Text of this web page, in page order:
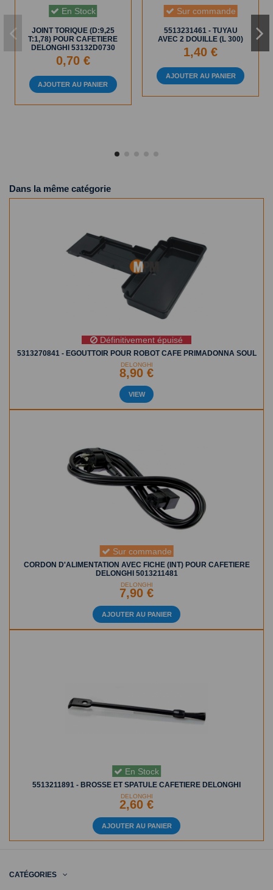
En Stock
JOINT TORIQUE (D:9,25
T:1,78) POUR CAFETIERE
DELONGHI 53132D0730
0,70 €
AJOUTER AU PANIER
Sur commande
5513231461 - TUYAU
AVEC 2 DOUILLE (L 300)
1,40 €
AJOUTER AU PANIER
Dans la même catégorie
Définitivement épuisé
5313270841 - EGOUTTOIR POUR ROBOT CAFE PRIMADONNA SOUL
DELONGHI
8,90 €
VIEW
Sur commande
CORDON D'ALIMENTATION AVEC FICHE (INT) POUR CAFETIERE
DELONGHI 5013211481
DELONGHI
7,90 €
AJOUTER AU PANIER
En Stock
5513211891 - BROSSE ET SPATULE CAFETIERE DELONGHI
DELONGHI
2,60 €
AJOUTER AU PANIER
CATÉGORIES